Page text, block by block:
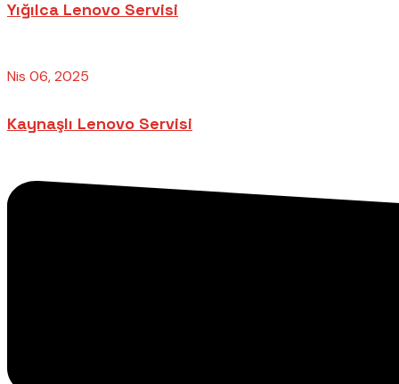
Yığılca Lenovo Servisi
Nis 06, 2025
Kaynaşlı Lenovo Servisi